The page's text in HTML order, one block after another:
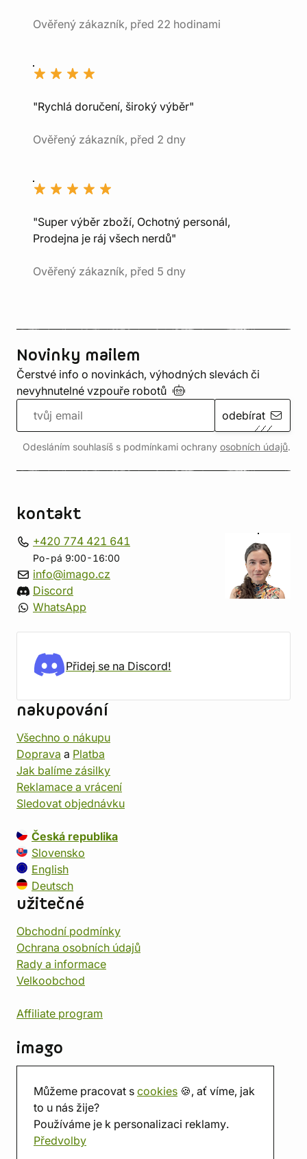
Můžeme pracovat s cookies 🍪, ať víme, jak
to u nás žije?
Používáme je k personalizaci reklamy.
Předvolby
Ověřený zákazník, před 22 hodinami
"Rychlá doručení, široký výběr"
Ověřený zákazník, před 2 dny
"Super výběr zboží, Ochotný personál,
Prodejna je ráj všech nerdů"
Ověřený zákazník, před 5 dny
Novinky mailem
Čerstvé info o novinkách, výhodných slevách či
nevyhnutelné vzpouře robotů
odebírat
Odesláním souhlasíš s podmínkami ochrany osobních údajů.
kontakt
+420 774 421 641
Po-pá 9:00-16:00
info@imago.cz
Discord
WhatsApp
Přidej se na Discord!
nakupování
Všechno o nákupu
Doprava a Platba
Jak balíme zásilky
Reklamace a vrácení
Sledovat objednávku
Česká republika
Slovensko
English
Deutsch
užitečné
Obchodní podmínky
Ochrana osobních údajů
Rady a informace
Velkoobchod
Affiliate program
imago
Prodejna
Herna
O nás
Hodnocení obchodu